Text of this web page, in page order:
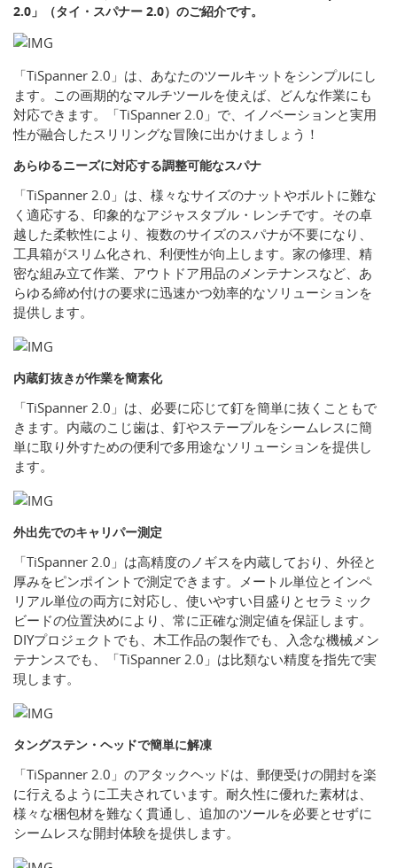
2.0」（タイ・スパナー 2.0）のご紹介です。
「TiSpanner 2.0」は、あなたのツールキットをシンプルにし
ます。この画期的なマルチツールを使えば、どんな作業にも
対応できます。「TiSpanner 2.0」で、イノベーションと実用
性が融合したスリリングな冒険に出かけましょう！
あらゆるニーズに対応する調整可能なスパナ
「TiSpanner 2.0」は、様々なサイズのナットやボルトに難な
く適応する、印象的なアジャスタブル・レンチです。その卓
越した柔軟性により、複数のサイズのスパナが不要になり、
工具箱がスリム化され、利便性が向上します。家の修理、精
密な組み立て作業、アウトドア用品のメンテナンスなど、あ
らゆる締め付けの要求に迅速かつ効率的なソリューションを
提供します。
内蔵釘抜きが作業を簡素化
「TiSpanner 2.0」は、必要に応じて釘を簡単に抜くこともで
きます。内蔵のこじ歯は、釘やステープルをシームレスに簡
単に取り外すための便利で多用途なソリューションを提供し
ます。
外出先でのキャリパー測定
「TiSpanner 2.0」は高精度のノギスを内蔵しており、外径と
厚みをピンポイントで測定できます。メートル単位とインペ
リアル単位の両方に対応し、使いやすい目盛りとセラミック
ビードの位置決めにより、常に正確な測定値を保証します。
DIYプロジェクトでも、木工作品の製作でも、入念な機械メン
テナンスでも、「TiSpanner 2.0」は比類ない精度を指先で実
現します。
タングステン・ヘッドで簡単に解凍
「TiSpanner 2.0」のアタックヘッドは、郵便受けの開封を楽
に行えるように工夫されています。耐久性に優れた素材は、
様々な梱包材を難なく貫通し、追加のツールを必要とせずに
シームレスな開封体験を提供します。